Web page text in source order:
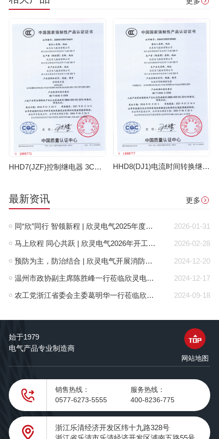
HHD7(JZF)控制继电器 3C证书【CCC】 HHD8(DJ1)电流时间转换继电器3C证书 【CCC】
最新资讯 更多
2026-01-31
同“欣”同行 智领新程 | 欣灵电气2025年度表彰总结大会暨新年酒会成功举办！
2026-02-28
马上欣程 同心共跃 | 欣灵电气2026年开工大吉！
2024-12-20
预防为主，防治结合 | 欣灵电气开展消防应急预案演练活动
2024-12-17
温州市政协副主席陈胜峰一行莅临欣灵电气调研指导
2024-09-18
农工党浙江省委会主委葛明华一行莅临欣灵电气考察调研
始于1979
电气产品专业制造商
网站地图
销售热线：
0577-6273-5555
服务热线：
400-8236-775
浙江乐清经济开发区纬十九路328号